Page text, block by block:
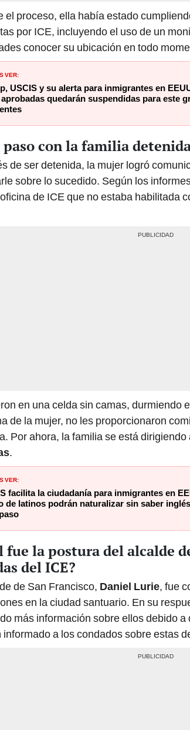
el proceso, ella había estado
por ICE, incluyendo el uso de un
conocer su ubicación en todo
VER:
USCIS y su alerta para inmigrantes en
quedarán suspendidas para este
paso con la familia
de ser detenida, la mujer logró
sobre lo sucedido. Según los
de ICE que no estaba habilitada
en una celda sin camas, durmiendo
de la mujer, no les proporcionaron
Por ahora, la familia se está
.
VER:
facilita la ciudadanía para inmigrantes en
de latinos podrán naturalizar sin saber
fue la postura del alcalde
del ICE?
de San Francisco, Daniel Lurie, fue
en la ciudad santuario. En su
más información sobre ellos debido
informado a los condados sobre estas